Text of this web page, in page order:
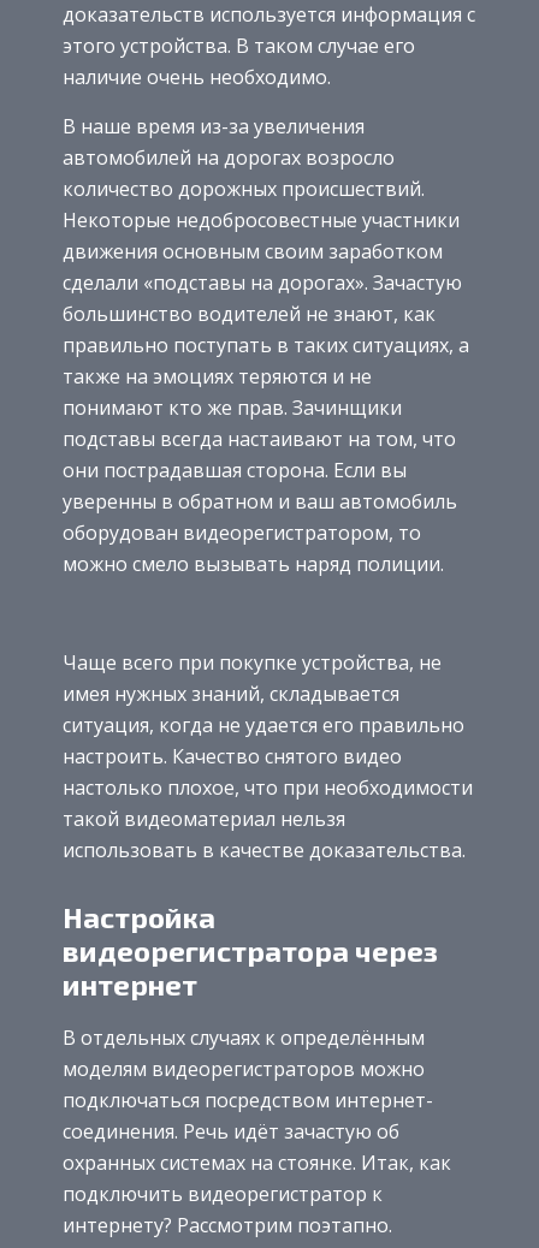
доказательств используется информация с
этого устройства. В таком случае его
наличие очень необходимо.
В наше время из-за увеличения
автомобилей на дорогах возросло
количество дорожных происшествий.
Некоторые недобросовестные участники
движения основным своим заработком
сделали «подставы на дорогах». Зачастую
большинство водителей не знают, как
правильно поступать в таких ситуациях, а
также на эмоциях теряются и не
понимают кто же прав. Зачинщики
подставы всегда настаивают на том, что
они пострадавшая сторона. Если вы
уверенны в обратном и ваш автомобиль
оборудован видеорегистратором, то
можно смело вызывать наряд полиции.
Чаще всего при покупке устройства, не
имея нужных знаний, складывается
ситуация, когда не удается его правильно
настроить. Качество снятого видео
настолько плохое, что при необходимости
такой видеоматериал нельзя
использовать в качестве доказательства.
Настройка
видеорегистратора через
интернет
В отдельных случаях к определённым
моделям видеорегистраторов можно
подключаться посредством интернет-
соединения. Речь идёт зачастую об
охранных системах на стоянке. Итак, как
подключить видеорегистратор к
интернету? Рассмотрим поэтапно.